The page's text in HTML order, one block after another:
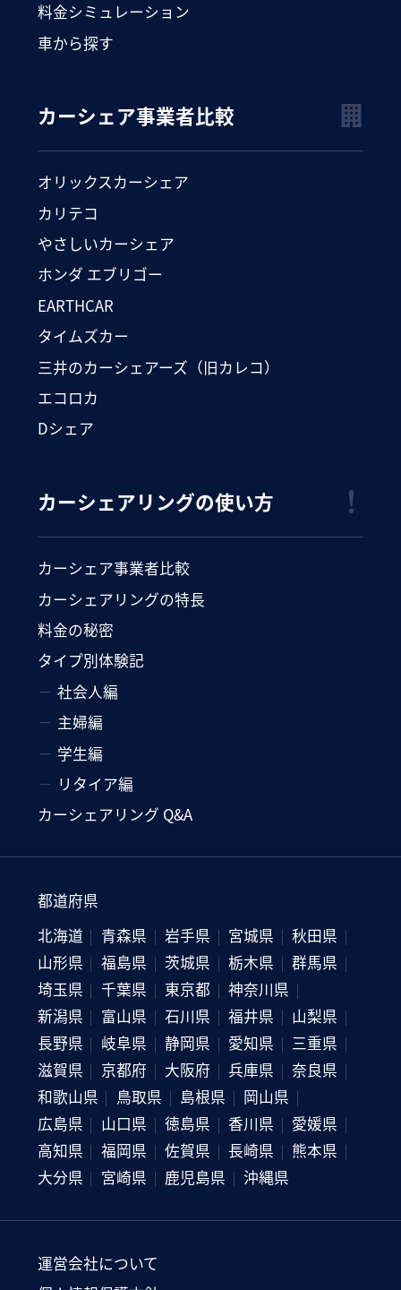
料金シミュレーション
車から探す
カーシェア事業者比較
オリックスカーシェア
カリテコ
やさしいカーシェア
ホンダ エブリゴー
EARTHCAR
タイムズカー
三井のカーシェアーズ（旧カレコ）
エコロカ
Dシェア
カーシェアリングの使い方
カーシェア事業者比較
カーシェアリングの特長
料金の秘密
タイプ別体験記
社会人編
主婦編
学生編
リタイア編
カーシェアリング Q&A
都道府県
北海道
青森県 岩手県 宮城県
秋田県
山形県
福島県 茨城県 栃木県
群馬県
埼玉県
千葉県 東京都
神奈川県
新潟県
富山県 石川県 福井県
山梨県
長野県
岐阜県 静岡県 愛知県
三重県
滋賀県
京都府 大阪府 兵庫県
奈良県
和歌山県
鳥取県 島根県
岡山県
広島県
山口県 徳島県 香川県
愛媛県
高知県
福岡県 佐賀県 長崎県
熊本県
大分県
宮崎県 鹿児島県 沖縄県
運営会社について